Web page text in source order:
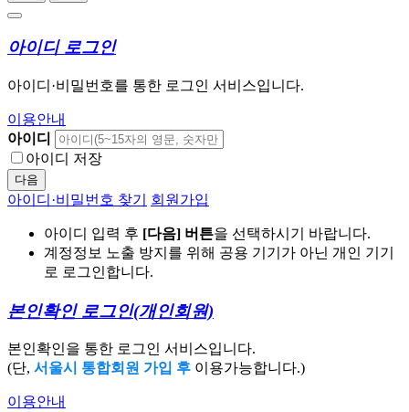
아이디 로그인
아이디·비밀번호를 통한 로그인 서비스입니다.
이용안내
아이디
아이디 저장
다음
아이디·비밀번호 찾기 회원가입
아이디 입력 후 [다음] 버튼을 선택하시기 바랍니다.
계정정보 노출 방지를 위해 공용 기기가 아닌 개인 기기
로 로그인합니다.
본인확인 로그인(개인회원)
본인확인을 통한 로그인 서비스입니다.
(단, 서울시 통합회원 가입 후 이용가능합니다.)
이용안내